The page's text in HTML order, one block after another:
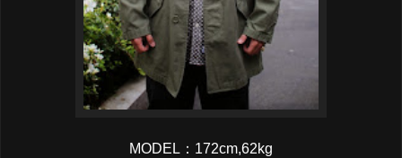
MODEL：172cm,62kg